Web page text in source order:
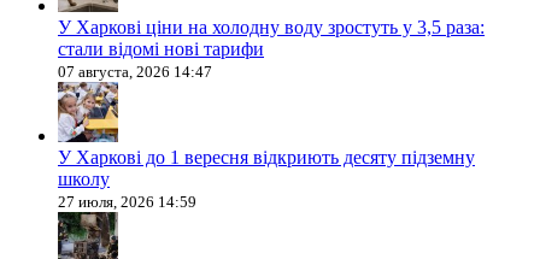
У Харкові ціни на холодну воду зростуть у 3,5 раза:
стали відомі нові тарифи
07 августа, 2026 14:47
У Харкові до 1 вересня відкриють десяту підземну
школу
27 июля, 2026 14:59